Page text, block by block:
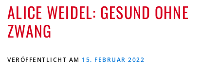
PROGRAMM KONTAKT SPENDEN
ALICE WEIDEL: GESUND OHNE
ZWANG
VERÖFFENTLICHT AM 15. FEBRUAR 2022